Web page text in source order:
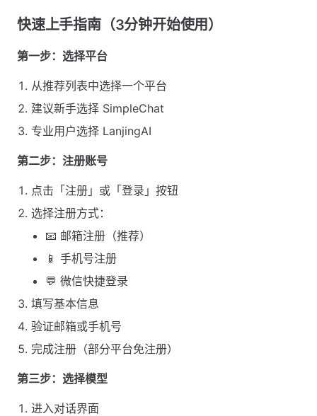
快速上手指南（3分钟开始使用）
第一步：选择平台
从推荐列表中选择一个平台
建议新手选择 SimpleChat
专业用户选择 LanjingAI
第二步：注册账号
点击「注册」或「登录」按钮
选择注册方式：
📧 邮箱注册（推荐）
📱 手机号注册
💬 微信快捷登录
填写基本信息
验证邮箱或手机号
完成注册（部分平台免注册）
第三步：选择模型
进入对话界面